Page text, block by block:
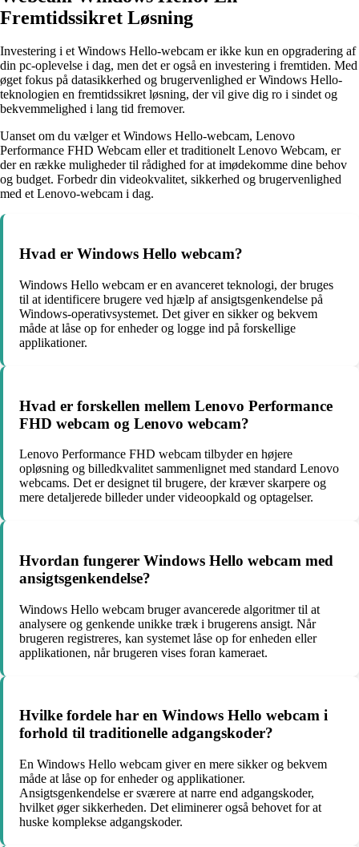
Fremtidssikret Løsning
Investering i et Windows Hello-webcam er ikke kun en opgradering af
din pc-oplevelse i dag, men det er også en investering i fremtiden. Med
øget fokus på datasikkerhed og brugervenlighed er Windows Hello-
teknologien en fremtidssikret løsning, der vil give dig ro i sindet og
bekvemmelighed i lang tid fremover.
Uanset om du vælger et Windows Hello-webcam, Lenovo
Performance FHD Webcam eller et traditionelt Lenovo Webcam, er
der en række muligheder til rådighed for at imødekomme dine behov
og budget. Forbedr din videokvalitet, sikkerhed og brugervenlighed
med et Lenovo-webcam i dag.
Hvad er Windows Hello webcam?
Windows Hello webcam er en avanceret teknologi, der bruges
til at identificere brugere ved hjælp af ansigtsgenkendelse på
Windows-operativsystemet. Det giver en sikker og bekvem
måde at låse op for enheder og logge ind på forskellige
applikationer.
Hvad er forskellen mellem Lenovo Performance
FHD webcam og Lenovo webcam?
Lenovo Performance FHD webcam tilbyder en højere
opløsning og billedkvalitet sammenlignet med standard Lenovo
webcams. Det er designet til brugere, der kræver skarpere og
mere detaljerede billeder under videoopkald og optagelser.
Hvordan fungerer Windows Hello webcam med
ansigtsgenkendelse?
Windows Hello webcam bruger avancerede algoritmer til at
analysere og genkende unikke træk i brugerens ansigt. Når
brugeren registreres, kan systemet låse op for enheden eller
applikationen, når brugeren vises foran kameraet.
Hvilke fordele har en Windows Hello webcam i
forhold til traditionelle adgangskoder?
En Windows Hello webcam giver en mere sikker og bekvem
måde at låse op for enheder og applikationer.
Ansigtsgenkendelse er sværere at narre end adgangskoder,
hvilket øger sikkerheden. Det eliminerer også behovet for at
huske komplekse adgangskoder.